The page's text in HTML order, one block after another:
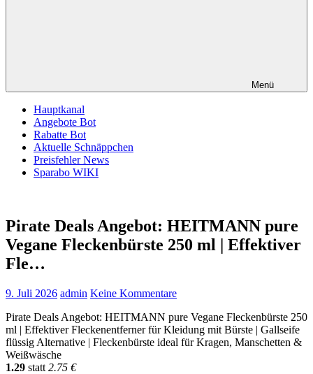
Menü
Hauptkanal
Angebote Bot
Rabatte Bot
Aktuelle Schnäppchen
Preisfehler News
Sparabo WIKI
Pirate Deals Angebot: HEITMANN pure
Vegane Fleckenbürste 250 ml | Effektiver
Fle…
9. Juli 2026 admin Keine Kommentare
Pirate Deals Angebot: HEITMANN pure Vegane Fleckenbürste 250
ml | Effektiver Fleckenentferner für Kleidung mit Bürste | Gallseife
flüssig Alternative | Fleckenbürste ideal für Kragen, Manschetten &
Weißwäsche
1.29 statt 2.75 €